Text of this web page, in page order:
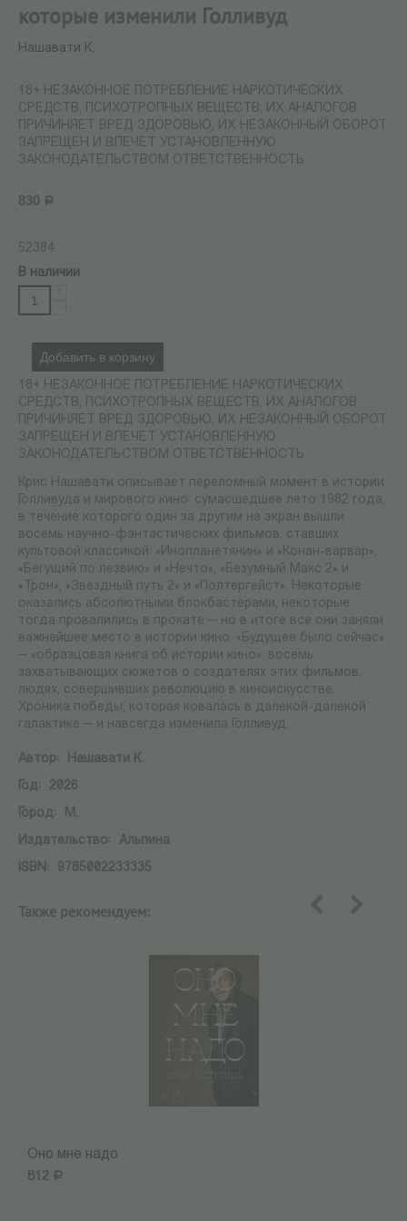
которые изменили Голливуд
Нашавати К.
18+ НЕЗАКОННОЕ ПОТРЕБЛЕНИЕ НАРКОТИЧЕСКИХ
СРЕДСТВ, ПСИХОТРОПНЫХ ВЕЩЕСТВ, ИХ АНАЛОГОВ
ПРИЧИНЯЕТ ВРЕД ЗДОРОВЬЮ, ИХ НЕЗАКОННЫЙ ОБОРОТ
ЗАПРЕЩЕН И ВЛЕЧЕТ УСТАНОВЛЕННУЮ
ЗАКОНОДАТЕЛЬСТВОМ ОТВЕТСТВЕННОСТЬ
830 Р
52384
В наличии
Добавить в корзину
18+ НЕЗАКОННОЕ ПОТРЕБЛЕНИЕ НАРКОТИЧЕСКИХ
СРЕДСТВ, ПСИХОТРОПНЫХ ВЕЩЕСТВ, ИХ АНАЛОГОВ
ПРИЧИНЯЕТ ВРЕД ЗДОРОВЬЮ, ИХ НЕЗАКОННЫЙ ОБОРОТ
ЗАПРЕЩЕН И ВЛЕЧЕТ УСТАНОВЛЕННУЮ
ЗАКОНОДАТЕЛЬСТВОМ ОТВЕТСТВЕННОСТЬ
Крис Нашавати описывает переломный момент в истории
Голливуда и мирового кино: сумасшедшее лето 1982 года,
в течение которого один за другим на экран вышли
восемь научно-фантастических фильмов, ставших
культовой классикой: «Инопланетянин» и «Конан-варвар»,
«Бегущий по лезвию» и «Нечто», «Безумный Макс 2» и
«Трон», «Звездный путь 2» и «Полтергейст». Некоторые
оказались абсолютными блокбастерами, некоторые
тогда провалились в прокате — но в итоге все они заняли
важнейшее место в истории кино. «Будущее было сейчас»
— «образцовая книга об истории кино»: восемь
захватывающих сюжетов о создателях этих фильмов,
людях, совершивших революцию в киноискусстве.
Хроника победы, которая ковалась в далекой-далекой
галактике — и навсегда изменила Голливуд.
Автор:
Нашавати К.
Год:
2026
Город:
М.
Издательство:
Альпина
ISBN:
9785002233335
Также рекомендуем:
Оно мне надо
812 Р